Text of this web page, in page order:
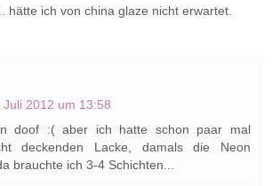
hätte ich von china glaze nicht erwartet.
Juli 2012 um 13:58
doof :( aber ich hatte schon paar mal
deckenden Lacke, damals die Neon
brauchte ich 3-4 Schichten...